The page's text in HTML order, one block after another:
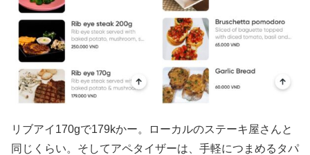
リブアイ170gで179kかー。ローカルのステーキ屋さんと
同じくらい。そしてアペタイザーは、手軽につまめるタパ